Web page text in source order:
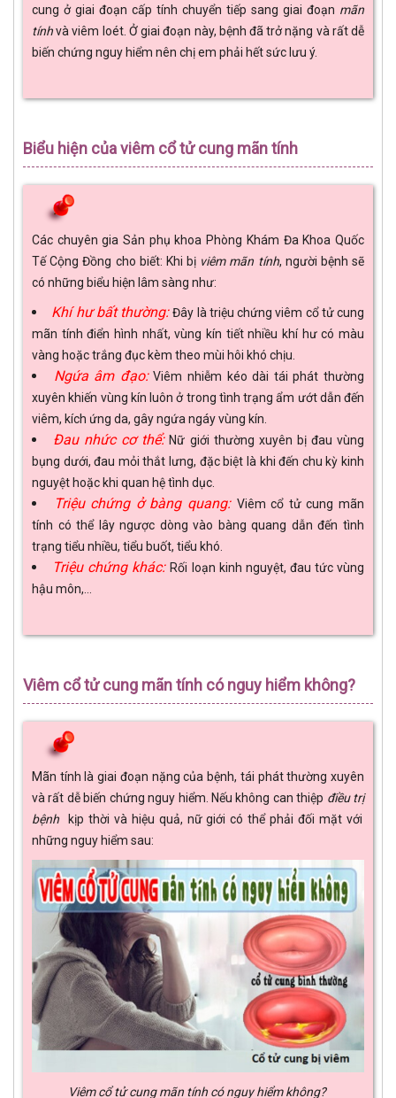
cung ở giai đoạn cấp tính chuyển tiếp sang giai đoạn mãn
tínhvà viêm loét. Ở giai đoạn này, bệnh đã trở nặng và rất dễ
biến chứng nguy hiểm nên chị em phải hết sức lưu ý.
Biểu hiện của viêm cổ tử cung mãn tính
Các chuyên gia Sản phụ khoa Phòng Khám Đa Khoa Quốc
Tế Cộng Đồng cho biết: Khi bị viêm mãn tính, người bệnh sẽ
có những biểu hiện lâm sàng như:
Khí hư bất thường:Đây là triệu chứng viêm cổ tử cung
mãn tính điển hình nhất, vùng kín tiết nhiều khí hư có màu
vàng hoặc trắng đục kèm theo mùi hôi khó chịu.
Ngứa âm đạo:Viêm nhiễm kéo dài tái phát thường
xuyên khiến vùng kín luôn ở trong tình trạng ẩm ướt dẫn đến
viêm, kích ứng da, gây ngứa ngáy vùng kín.
Đau nhức cơ thể:Nữ giới thường xuyên bị đau vùng
bụng dưới, đau mỏi thắt lưng, đặc biệt là khi đến chu kỳ kinh
nguyệt hoặc khi quan hệ tình dục.
Triệu chứng ở bàng quang: Viêm cổ tử cung mãn
tính có thể lây ngược dòng vào bàng quang dẫn đến tình
trạng tiểu nhiều, tiểu buốt, tiểu khó.
Triệu chứng khác:Rối loạn kinh nguyệt, đau tức vùng
hậu môn,…
Viêm cổ tử cung mãn tính có nguy hiểm không?
Mãn tính là giai đoạn nặng của bệnh, tái phát thường xuyên
và rất dễ biến chứng nguy hiểm. Nếu không can thiệp điều trị
bệnh kịp thời và hiệu quả, nữ giới có thể phải đối mặt với
những nguy hiểm sau:
Viêm cổ tử cung mãn tính có nguy hiểm không?